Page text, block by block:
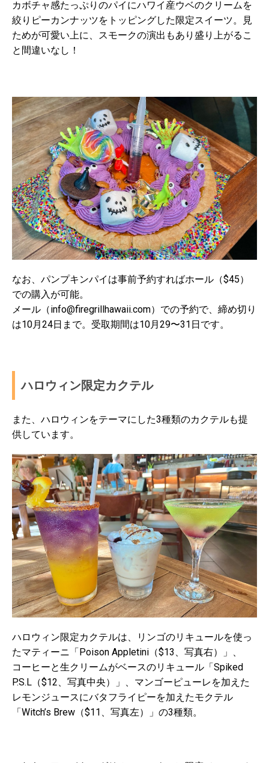
カボチャ感たっぷりのパイにハワイ産ウベのクリームを
絞りピーカンナッツをトッピングした限定スイーツ。見
ためが可愛い上に、スモークの演出もあり盛り上がるこ
と間違いなし！
なお、パンプキンパイは事前予約すればホール（$45）
での購入が可能。
メール（info@firegrillhawaii.com）での予約で、締め切り
は10月24日まで。受取期間は10月29〜31日です。
ハロウィン限定カクテル
また、ハロウィンをテーマにした3種類のカクテルも提
供しています。
ハロウィン限定カクテルは、リンゴのリキュールを使っ
たマティーニ「Poison Appletini（$13、写真右）」、
コーヒーと生クリームがベースのリキュール「Spiked
P.S.L（$12、写真中央）」、マンゴーピューレを加えた
レモンジュースにバタフライピーを加えたモクテル
「Witch’s Brew（$11、写真左）」の3種類。